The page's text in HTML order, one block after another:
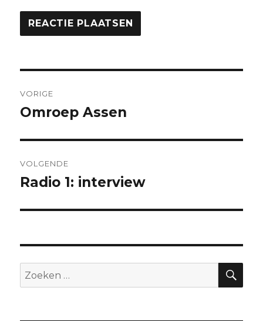
navigatie
VORIGE
Vorig
Omroep Assen
VOLGENDE
Volgend
Radio 1: interview
Zoeken
naar: